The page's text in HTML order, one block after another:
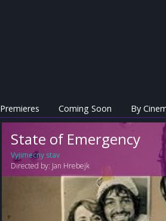
Premieres Coming Soon By
State of Emergency
Vyjimecny stav
Directed by: Jan Hrebejk